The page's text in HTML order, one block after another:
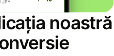
noastră